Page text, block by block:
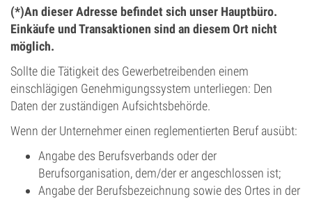
(*)An dieser Adresse befindet sich unser Hauptbüro.
Einkäufe und Transaktionen sind an diesem Ort nicht
möglich.
Sollte die Tätigkeit des Gewerbetreibenden einem
einschlägigen Genehmigungssystem unterliegen: Den
Daten der zuständigen Aufsichtsbehörde.
Wenn der Unternehmer einen reglementierten Beruf ausübt:
Angabe des Berufsverbands oder der
Berufsorganisation, dem/der er angeschlossen ist;
Angabe der Berufsbezeichnung sowie des Ortes in der